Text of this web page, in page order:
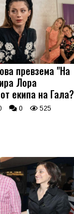
превзема "На
Лора
екипа на Гала?
0 525